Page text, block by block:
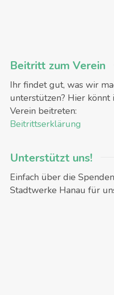
Beitritt zum Verein
Ihr findet gut, was wir
unterstützen? Hier
Verein beitreten:
Beitrittserklärung
Unterstützt uns!
Einfach über die
Stadtwerke Hanau für